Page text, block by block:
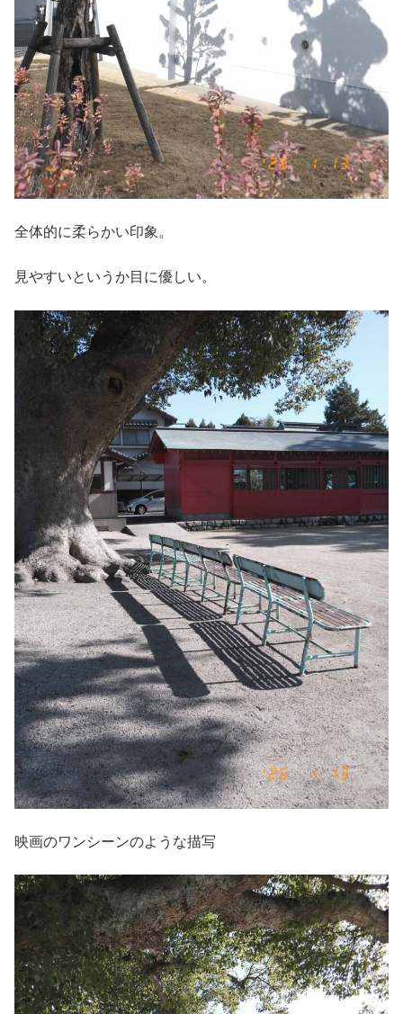
全体的に柔らかい印象。
見やすいというか目に優しい。
映画のワンシーンのような描写